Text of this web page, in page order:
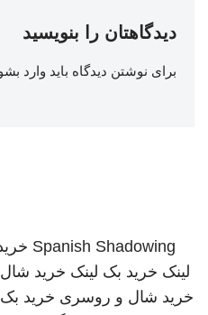
دیدگاهتان را بنویسید
برای نوشتن دیدگاه باید وارد
Spanish Shadowing
لینک خرید بک لینک خرید
خرید شال و روسری خرید